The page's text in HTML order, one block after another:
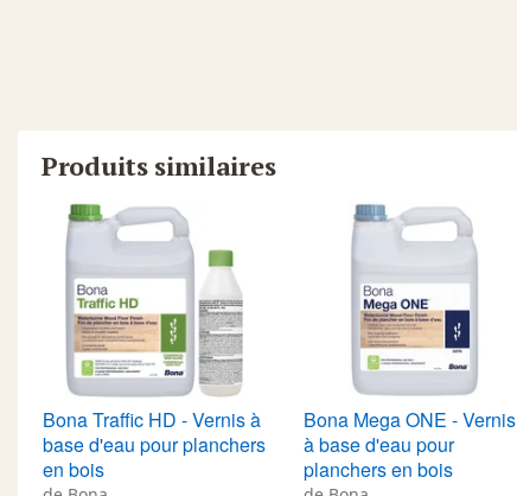
Produits similaires
Bona Traffic HD - Vernis à
base d'eau pour planchers
en bois
Bona Mega ONE - Vernis
à base d'eau pour
planchers en bois